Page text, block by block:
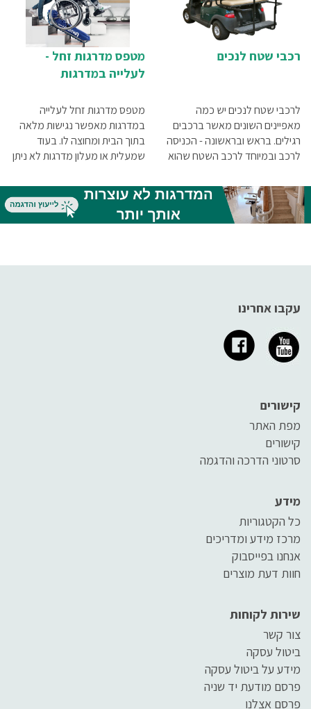
רכבי שטח לנכים
לרכבי שטח לנכים יש כמה
מאפיינים השונים מאשר ברכבים
רגילים. בראש ובראשונה - הכניסה
לרכב ובמיוחד לרכב השטח שהוא
בכיסא גלגלים, זקוק לעזרה על
מנת להיכנס לרכב שטח
מטפס מדרגות זחל -
לעלייה במדרגות
מטפס מדרגות זחל לעלייה
במדרגות מאפשר נגישות מלאה
בתוך הבית ומחוצה לו. בעוד
שמעלית או מעלון מדרגות לא ניתן
הזה ניתן לנייד בקלות ולהפעיל
אותו בצורה קלה גם במקומות
אחרים.
עקבו אחרינו
קישורים
מפת האתר
קישורים
סרטוני הדרכה והדגמה
מידע
כל הקטגוריות
מרכז מידע ומדריכים
אנחנו בפייסבוק
חוות דעת מוצרים
שירות לקוחות
צור קשר
ביטול עסקה
מידע על ביטול עסקה
פרסם מודעת יד שניה
פרסם אצלנו